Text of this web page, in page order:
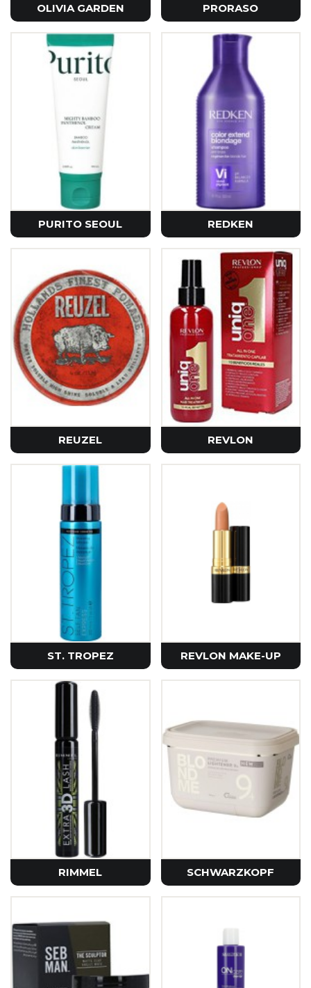
OLIVIA GARDEN PRORASO
PURITO SEOUL REDKEN
REUZEL REVLON
ST. TROPEZ REVLON MAKE-UP
RIMMEL SCHWARZKOPF